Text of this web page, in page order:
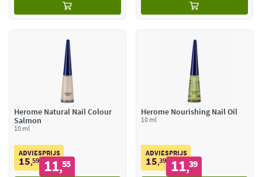
Herome Natural Nail Colour
Salmon
10 ml
ADVIESPRIJS
15,59 11,55
Herome Nourishing Nail Oil
10 ml
ADVIESPRIJS
15,39 11,39